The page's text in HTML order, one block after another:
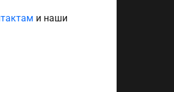
и наши